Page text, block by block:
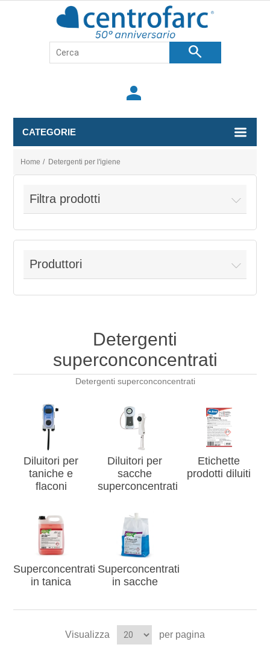
search
person
CATEGORIE
Home / Detergenti per l'igiene
Filtra prodotti
Produttori
Detergenti
superconconcentrati
Detergenti superconconcentrati
Diluitori per
taniche e
flaconi
Diluitori per
sacche
superconcentrati
Etichette
prodotti diluiti
Superconcentrati
in tanica
Superconcentrati
in sacche
Visualizza per pagina